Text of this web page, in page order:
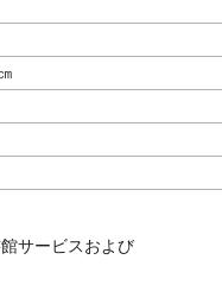
サービスおよび